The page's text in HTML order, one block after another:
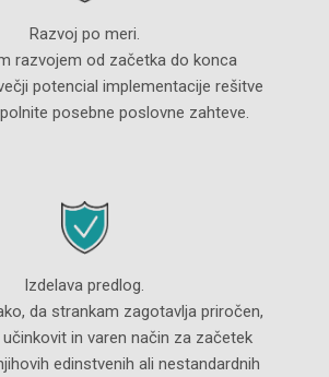
Razvoj po meri.
razvojem od začetka do konca
potencial implementacije rešitve
posebne poslovne zahteve.
Izdelava predlog.
da strankam zagotavlja priročen,
in varen način za začetek
edinstvenih ali nestandardnih